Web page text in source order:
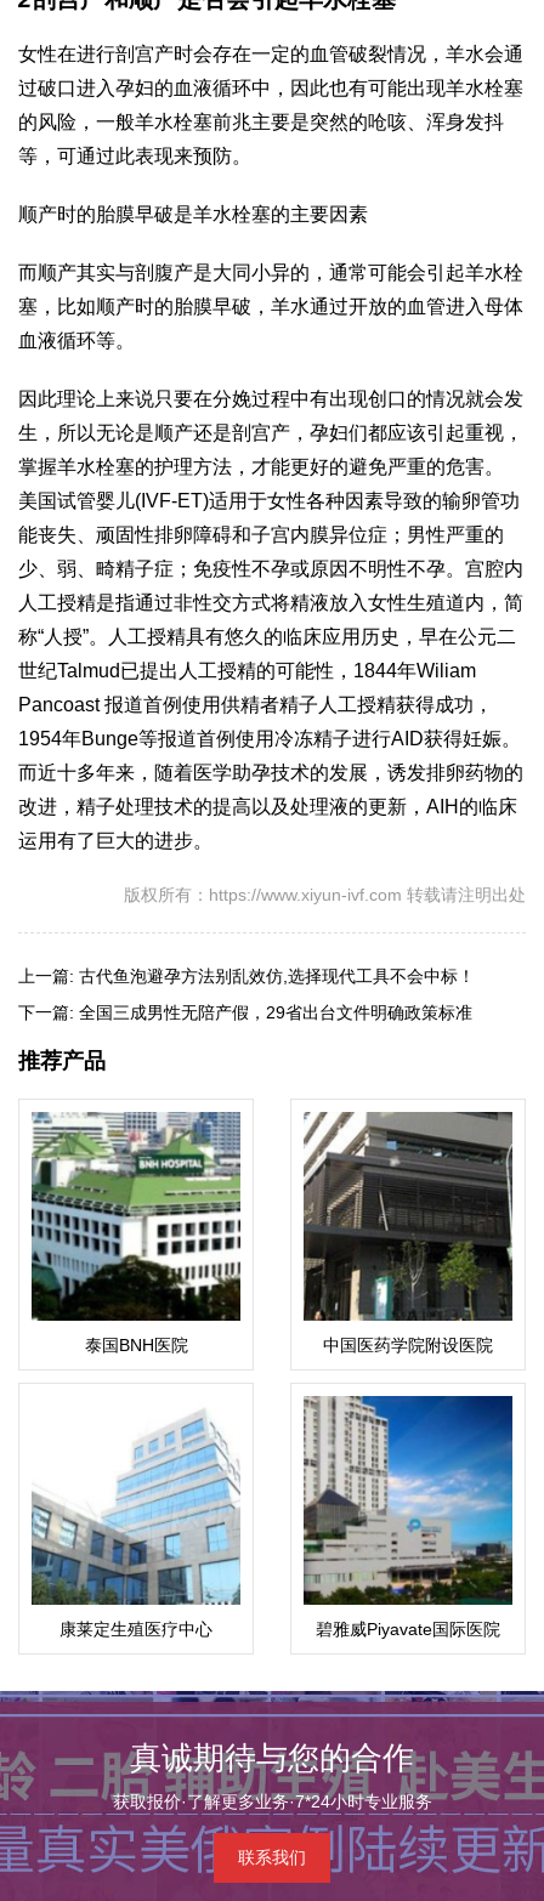
女性在进行剖宫产时会存在一定的血管破裂情况，羊水会通
过破口进入孕妇的血液循环中，因此也有可能出现羊水栓塞
的风险，一般羊水栓塞前兆主要是突然的呛咳、浑身发抖
等，可通过此表现来预防。
顺产时的胎膜早破是羊水栓塞的主要因素
而顺产其实与剖腹产是大同小异的，通常可能会引起羊水栓
塞，比如顺产时的胎膜早破，羊水通过开放的血管进入母体
血液循环等。
因此理论上来说只要在分娩过程中有出现创口的情况就会发
生，所以无论是顺产还是剖宫产，孕妇们都应该引起重视，
掌握羊水栓塞的护理方法，才能更好的避免严重的危害。
美国试管婴儿(IVF-ET)适用于女性各种因素导致的输卵管功
能丧失、顽固性排卵障碍和子宫内膜异位症；男性严重的
少、弱、畸精子症；免疫性不孕或原因不明性不孕。宫腔内
人工授精是指通过非性交方式将精液放入女性生殖道内，简
称“人授”。人工授精具有悠久的临床应用历史，早在公元二
世纪Talmud已提出人工授精的可能性，1844年Wiliam
Pancoast 报道首例使用供精者精子人工授精获得成功，
1954年Bunge等报道首例使用冷冻精子进行AID获得妊娠。
而近十多年来，随着医学助孕技术的发展，诱发排卵药物的
改进，精子处理技术的提高以及处理液的更新，AIH的临床
运用有了巨大的进步。
版权所有：https://www.xiyun-ivf.com 转载请注明出处
上一篇: 古代鱼泡避孕方法别乱效仿,选择现代工具不会中标！
下一篇: 全国三成男性无陪产假，29省出台文件明确政策标准
推荐产品
泰国BNH医院 中国医药学院附设医院
康莱定生殖医疗中心 碧雅威Piyavate国际医院
真诚期待与您的合作
获取报价·了解更多业务·7*24小时专业服务
联系我们